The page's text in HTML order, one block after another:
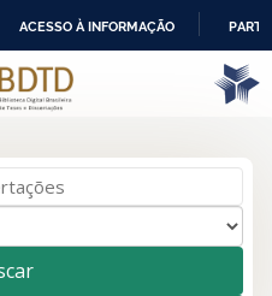
IR
PARA
ACESSO À INFORMAÇÃO